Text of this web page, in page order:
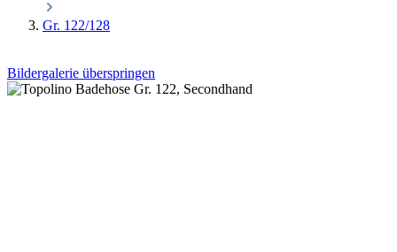
Gr. 122/128
Bildergalerie überspringen